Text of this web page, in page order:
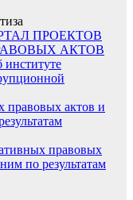
ПРОЕКТОВ
АКТОВ
правовых актов и
правовых
по результатам